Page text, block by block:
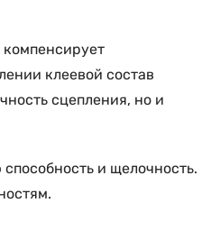
клеевой состав
сцепления, но и
и щелочность.